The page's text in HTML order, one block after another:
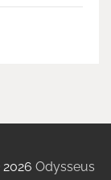
Odysseus